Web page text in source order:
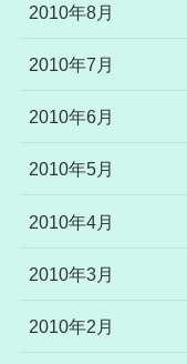
2010年8月
2010年7月
2010年6月
2010年5月
2010年4月
2010年3月
2010年2月